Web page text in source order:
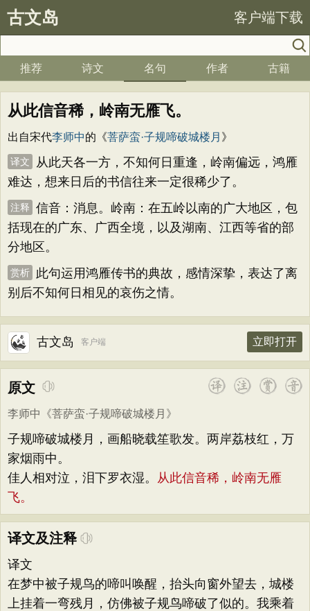
古文岛 客户端下载
推荐 诗文 名句 作者 古籍
从此信音稀，岭南无雁飞。
出自宋代李师中的《菩萨蛮·子规啼破城楼月 》
译文
从此天各一方，不知何日重逢，岭南偏远，鸿雁
难达，想来日后的书信往来一定很稀少了。
注释
信音：消息。岭南：在五岭以南的广大地区，包
括现在的广东、广西全境，以及湖南、江西等省的部
分地区。
赏析
此句运用鸿雁传书的典故，感情深挚，表达了离
别后不知何日相见的哀伤之情。
古文岛 客户端 立即打开
原文
李师中 《菩萨蛮·子规啼破城楼月 》
子规啼破城楼月，画船晓载笙歌发。两岸荔枝红，万
家烟雨中。
佳人相对泣，泪下罗衣湿。 从此信音稀，岭南无雁
飞。
译文及注释
译文
在梦中被子规鸟的啼叫唤醒，抬头向窗外望去，城楼
上挂着一弯残月，仿佛被子规鸟啼破了似的。我乘着